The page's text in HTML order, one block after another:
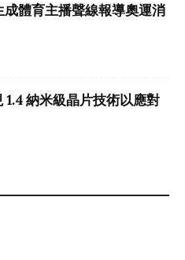
體育主播聲線報導奧運消
納米級晶片技術以應對